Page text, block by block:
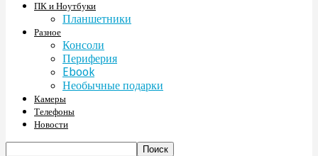
ПК и Ноутбуки
Планшетники
Разное
Консоли
Периферия
Ebook
Необычные подарки
Камеры
Телефоны
Новости